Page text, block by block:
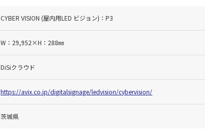
CYBER VISION (屋内用LED ビジョン)：P3
W：29,952×H：288㎜
DiSiクラウド
https://avix.co.jp/digitalsignage/ledvision/cybervision/
茨城県